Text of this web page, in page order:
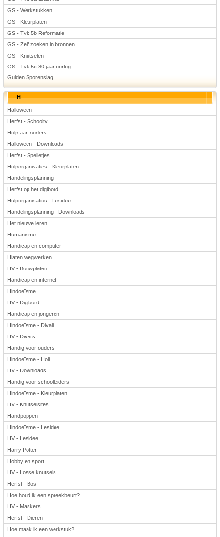
GS - Werkstukken
GS - Kleurplaten
GS - Tvk 5b Reformatie
GS - Zelf zoeken in bronnen
GS - Knutselen
GS - Tvk 5c 80 jaar oorlog
Gulden Sporenslag
H
Halloween
Herfst - Schooltv
Hulp aan ouders
Halloween - Downloads
Herfst - Spelletjes
Hulporganisaties - Kleurplaten
Handelingsplanning
Herfst op het digibord
Hulporganisaties - Lesidee
Handelingsplanning - Downloads
Het nieuwe leren
Humanisme
Handicap en computer
Hiaten wegwerken
HV - Bouwplaten
Handicap en internet
Hindoeïsme
HV - Digibord
Handicap en jongeren
Hindoeïsme - Divali
HV - Divers
Handig voor ouders
Hindoeïsme - Holi
HV - Downloads
Handig voor schoolleiders
Hindoeïsme - Kleurplaten
HV - Knutselsites
Handpoppen
Hindoeïsme - Lesidee
HV - Lesidee
Harry Potter
Hobby en sport
HV - Losse knutsels
Herfst - Bos
Hoe houd ik een spreekbeurt?
HV - Maskers
Herfst - Dieren
Hoe maak ik een werkstuk?